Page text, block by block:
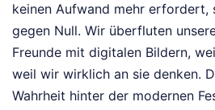
keinen Aufwand mehr erfordert,
gegen Null. Wir überfluten
Freunde mit digitalen Bildern,
weil wir wirklich an sie denken.
Wahrheit hinter der modernen